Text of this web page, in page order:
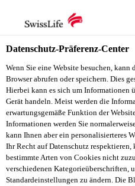
Kontrollwechsels.
Revisionsstelle
Wie bereits im Vorjahr nimmt
bei allen innerhalb des
Holding direkt oder indirekt
Swiss Life-Gruppe die Funktion
wahr.
Datenschutz-Präferenz-Center
Wenn Sie eine Website besuchen,
Browser abrufen oder speichern. Dies
Hierbei kann es sich um Informationen
Gerät handeln. Meist werden die
erwartungsgemäße Funktion der
Informationen werden Sie
kann Ihnen aber ein personalisierteres
Ihr Recht auf Datenschutz
bestimmte Arten von Cookies nicht
verschiedenen Kategorieüberschriften,
Standardeinstellungen zu ändern. Die